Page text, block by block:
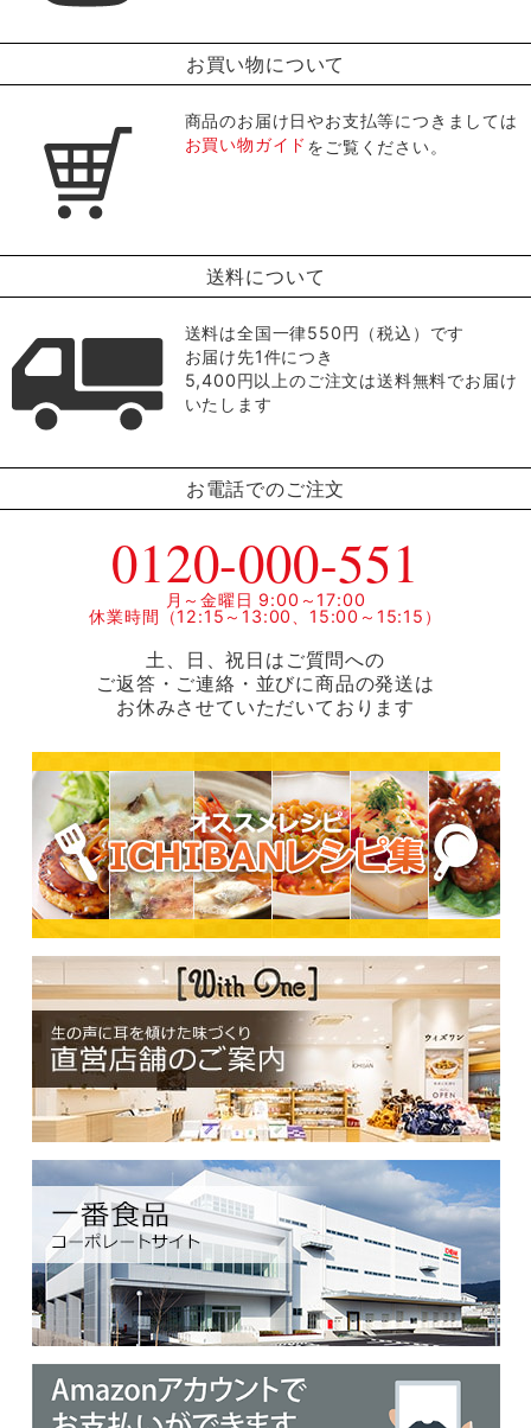
お買い物について
商品のお届け日やお支払等につきましては
お買い物ガイド をご覧ください。
送料について
送料は全国一律550円（税込）です
お届け先1件につき
5,400円以上のご注文は送料無料でお届け
いたします
お電話でのご注文
0120-000-551
月～金曜日 9:00～17:00
休業時間（12:15～13:00、15:00～15:15）
土、日、祝日はご質問への
ご返答・ご連絡・並びに商品の発送は
お休みさせていただいております